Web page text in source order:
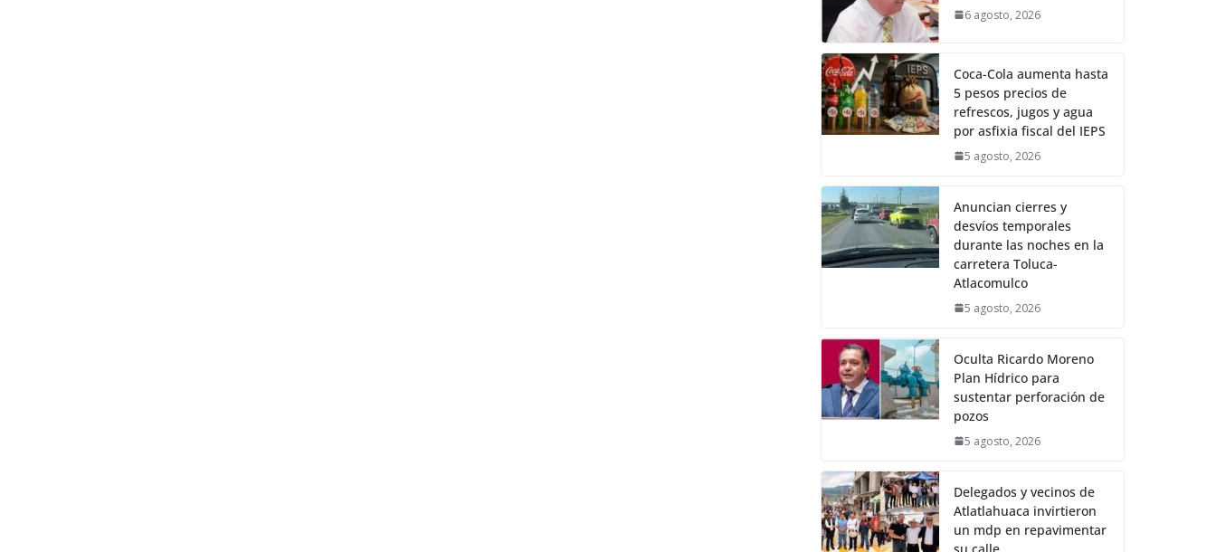
6 agosto, 2026
Coca-Cola aumenta hasta
5 pesos precios de
refrescos, jugos y agua
por asfixia fiscal del IEPS
5 agosto, 2026
Anuncian cierres y
desvíos temporales
durante las noches en la
carretera Toluca-
Atlacomulco
5 agosto, 2026
Oculta Ricardo Moreno
Plan Hídrico para
sustentar perforación de
pozos
5 agosto, 2026
Delegados y vecinos de
Atlatlahuaca invirtieron
un mdp en repavimentar